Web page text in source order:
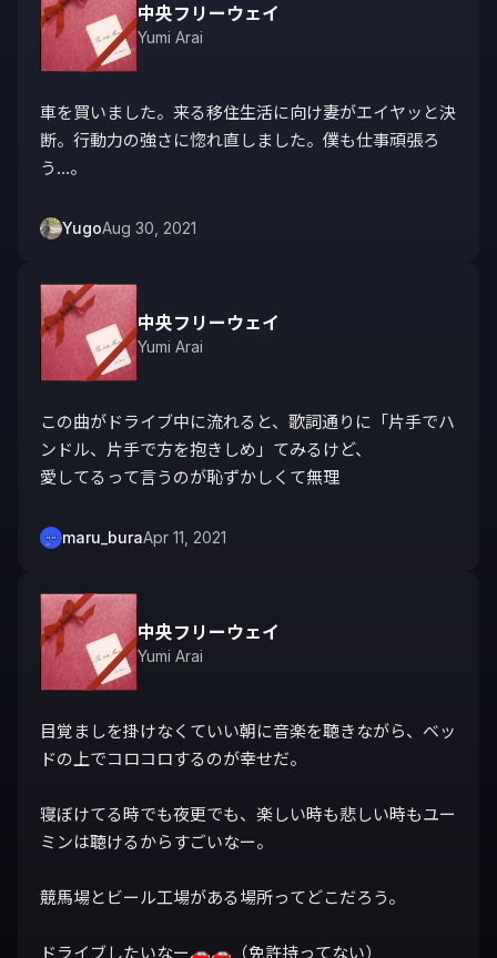
中央フリーウェイ
Yumi Arai
車を買いました。来る移住生活に向け妻がエイヤッと決
断。行動力の強さに惚れ直しました。僕も仕事頑張ろ
う…。
YugoAug 30, 2021
中央フリーウェイ
Yumi Arai
この曲がドライブ中に流れると、歌詞通りに「片手でハ
ンドル、片手で方を抱きしめ」てみるけど、
愛してるって言うのが恥ずかしくて無理
maru_buraApr 11, 2021
中央フリーウェイ
Yumi Arai
目覚ましを掛けなくていい朝に音楽を聴きながら、ベッ
ドの上でコロコロするのが幸せだ。
寝ぼけてる時でも夜更でも、楽しい時も悲しい時もユー
ミンは聴けるからすごいなー。
競馬場とビール工場がある場所ってどこだろう。
ドライブしたいなー🚗🚗（免許持ってない）